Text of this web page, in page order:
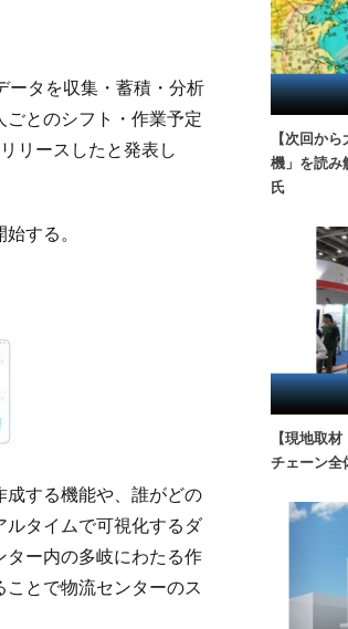
ータを収集・蓄積・分析
とのシフト・作業予定
リースしたと発表し
する。
成する機能や、誰がどの
ルタイムで可視化するダ
ター内の多岐にわたる作
とで物流センターのス
【次回か
機」を読
氏
【現地取
チェーン全